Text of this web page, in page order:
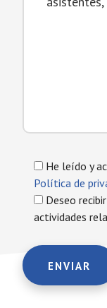
He leído y
Política de
Deseo
actividades